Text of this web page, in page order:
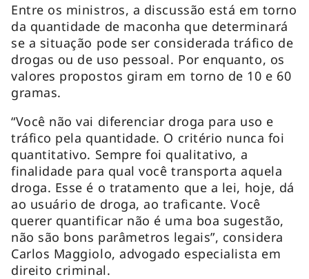
Entre os ministros, a discussão está em torno
da quantidade de maconha que determinará
se a situação pode ser considerada tráfico de
drogas ou de uso pessoal. Por enquanto, os
valores propostos giram em torno de 10 e 60
gramas.
“Você não vai diferenciar droga para uso e
tráfico pela quantidade. O critério nunca foi
quantitativo. Sempre foi qualitativo, a
finalidade para qual você transporta aquela
droga. Esse é o tratamento que a lei, hoje, dá
ao usuário de droga, ao traficante. Você
querer quantificar não é uma boa sugestão,
não são bons parâmetros legais”, considera
Carlos Maggiolo, advogado especialista em
direito criminal.